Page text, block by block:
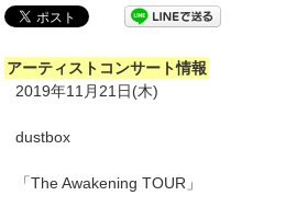
アーティストコンサート情報
2019年11月21日(木)
dustbox
「The Awakening TOUR」